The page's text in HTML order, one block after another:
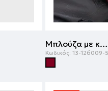
Μπλούζα με κουκούλα | ΒΟΥΡΓΟΥΝΔΙ
Κωδικός: 13-126009-5